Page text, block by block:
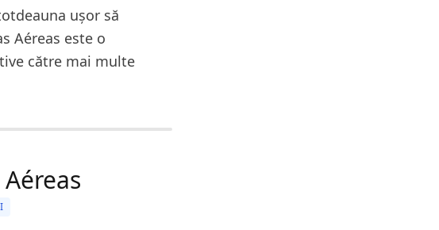
ușor să
Aéreas este o
către mai multe